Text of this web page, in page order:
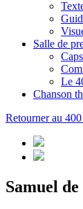
Salle de
Le
Chanson
Retourner au
Samuel